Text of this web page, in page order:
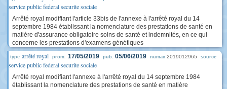
service public federal securite sociale
Arrêté royal modifiant l'article 33bis de l'annexe à l'arrêté royal du 14
septembre 1984 établissant la nomenclature des prestations de santé en
matière d'assurance obligatoire soins de santé et indemnités, en ce qui
concerne les prestations d'examens génétiques
type arrêté royal prom. 17/05/2019 pub. 05/06/2019 numac 2019012965 source
service public federal securite sociale
Arrêté royal modifiant l'annexe à l'arrêté royal du 14 septembre 1984
établissant la nomenclature des prestations de santé en matière